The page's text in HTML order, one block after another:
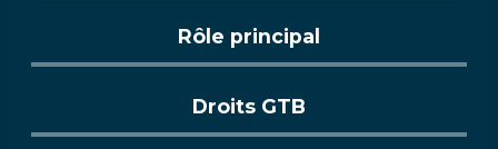
Rôle principal
Droits GTB